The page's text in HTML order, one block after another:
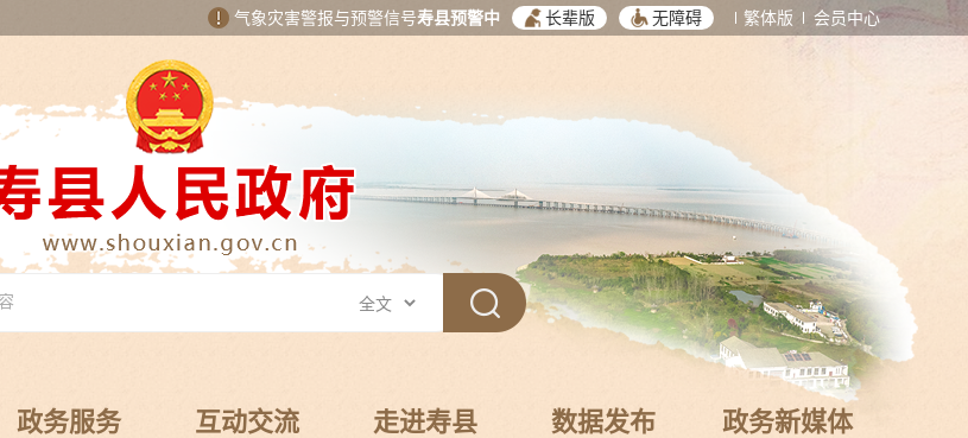
气象灾害警报与预警信号寿县预警中 长辈版 无障碍 繁体版 会员中心
政务服务 互动交流 走进寿县 数据发布 政务新媒体